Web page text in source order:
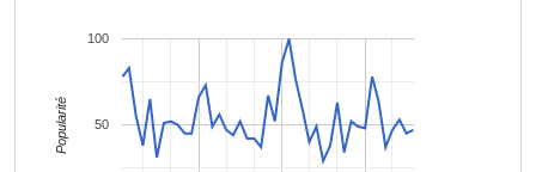
50
100
Popularité